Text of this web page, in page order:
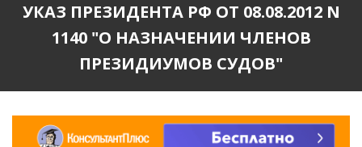
УКАЗ ПРЕЗИДЕНТА РФ ОТ 08.08.2012 N
1140 "О НАЗНАЧЕНИИ ЧЛЕНОВ
ПРЕЗИДИУМОВ СУДОВ"